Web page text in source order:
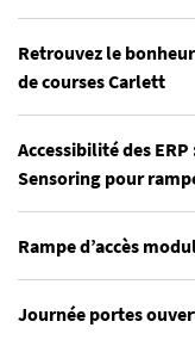
Retrouvez le
de courses Carlett
Accessibilité des
Sensoring pour
Rampe d’accès
Journée portes